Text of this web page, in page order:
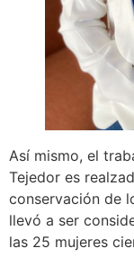
Así mismo, el
Tejedor es
conservación de
llevó a ser
las 25 mujeres